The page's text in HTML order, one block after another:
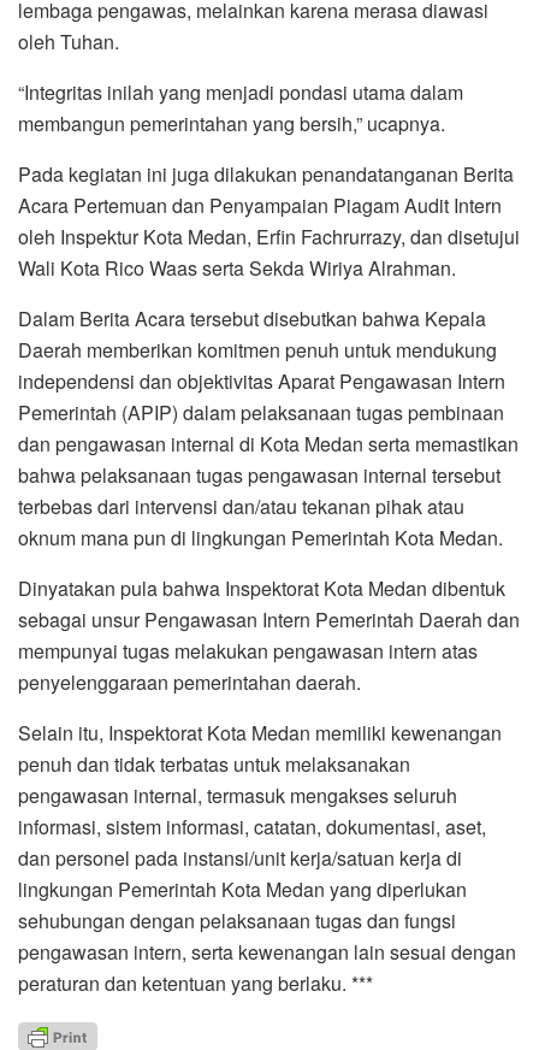
lembaga pengawas, melainkan karena merasa diawasi
oleh Tuhan.
“Integritas inilah yang menjadi pondasi utama dalam
membangun pemerintahan yang bersih,” ucapnya.
Pada kegiatan ini juga dilakukan penandatanganan Berita
Acara Pertemuan dan Penyampaian Piagam Audit Intern
oleh Inspektur Kota Medan, Erfin Fachrurrazy, dan disetujui
Wali Kota Rico Waas serta Sekda Wiriya Alrahman.
Dalam Berita Acara tersebut disebutkan bahwa Kepala
Daerah memberikan komitmen penuh untuk mendukung
independensi dan objektivitas Aparat Pengawasan Intern
Pemerintah (APIP) dalam pelaksanaan tugas pembinaan
dan pengawasan internal di Kota Medan serta memastikan
bahwa pelaksanaan tugas pengawasan internal tersebut
terbebas dari intervensi dan/atau tekanan pihak atau
oknum mana pun di lingkungan Pemerintah Kota Medan.
Dinyatakan pula bahwa Inspektorat Kota Medan dibentuk
sebagai unsur Pengawasan Intern Pemerintah Daerah dan
mempunyai tugas melakukan pengawasan intern atas
penyelenggaraan pemerintahan daerah.
Selain itu, Inspektorat Kota Medan memiliki kewenangan
penuh dan tidak terbatas untuk melaksanakan
pengawasan internal, termasuk mengakses seluruh
informasi, sistem informasi, catatan, dokumentasi, aset,
dan personel pada instansi/unit kerja/satuan kerja di
lingkungan Pemerintah Kota Medan yang diperlukan
sehubungan dengan pelaksanaan tugas dan fungsi
pengawasan intern, serta kewenangan lain sesuai dengan
peraturan dan ketentuan yang berlaku. ***